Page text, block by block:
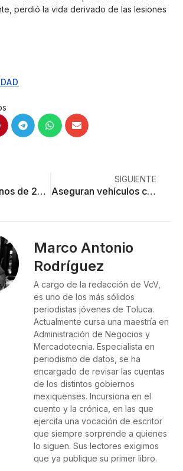
perdió la vida derivado de las lesiones
Caen en menos de 24 horas 9 integrantes del CJNG y FM en Edoméx
SIGUIENTE
Aseguran vehículos con reporte de robo en Toluca
Marco Antonio
Rodríguez
A cargo de la redacción de VcV,
es uno de los más sólidos
periodistas jóvenes de Toluca.
Actualmente cursa una maestría en
Administración de Negocios y
Mercadotecnia. Especialista en
periodismo de datos, se ha
encargado de revisar las cuentas
de los distintos gobiernos
mexiquenses. Incursiona en el
cuento y la crónica, en las que
ejercita una vocación de escritor
que siempre sorprende a quienes
lo siguen. Sus lectores exigimos
que ya publique su primer libro.